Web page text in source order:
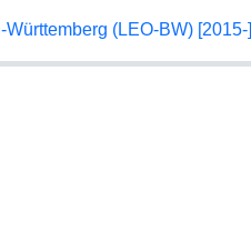
(LEO-BW) [2015-]